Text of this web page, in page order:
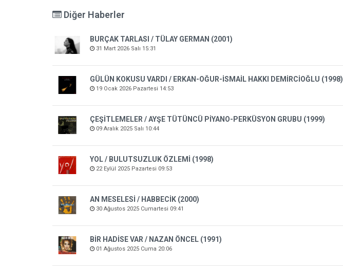
Diğer Haberler
BURÇAK TARLASI / TÜLAY GERMAN (2001)
31 Mart 2026 Salı 15:31
GÜLÜN KOKUSU VARDI / ERKAN-OĞUR-İSMAİL HAKKI DEMİRCİOĞLU (1998)
19 Ocak 2026 Pazartesi 14:53
ÇEŞİTLEMELER / AYŞE TÜTÜNCÜ PİYANO-PERKÜSYON GRUBU (1999)
09 Aralık 2025 Salı 10:44
YOL / BULUTSUZLUK ÖZLEMİ (1998)
22 Eylül 2025 Pazartesi 09:53
AN MESELESİ / HABBECİK (2000)
30 Ağustos 2025 Cumartesi 09:41
BİR HADİSE VAR / NAZAN ÖNCEL (1991)
01 Ağustos 2025 Cuma 20:06